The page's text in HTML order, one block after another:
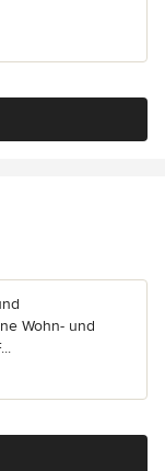
Wohn- und